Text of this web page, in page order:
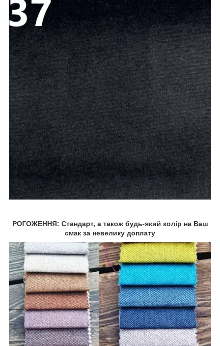
РОГОЖЕННЯ: Стандарт, а також будь-який колір на Ваш
смак за невелику доплату